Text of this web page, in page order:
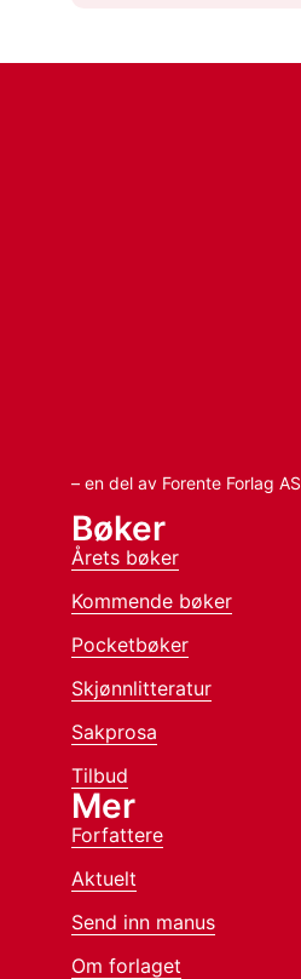
– en del av Forente Forlag AS
Bøker
Årets bøker
Kommende bøker
Pocketbøker
Skjønnlitteratur
Sakprosa
Tilbud
Mer
Forfattere
Aktuelt
Send inn manus
Om forlaget